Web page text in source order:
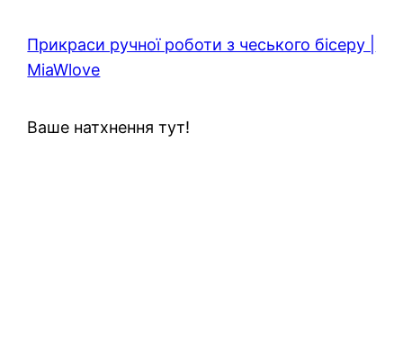
Прикраси ручної роботи з чеського бісеру |
MiaWlove
Ваше натхнення тут!